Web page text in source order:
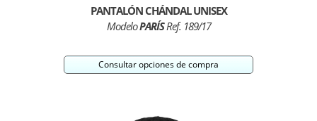
PANTALÓN CHÁNDAL UNISEX
ModeloPARÍSRef. 189/17
Consultar opciones de compra